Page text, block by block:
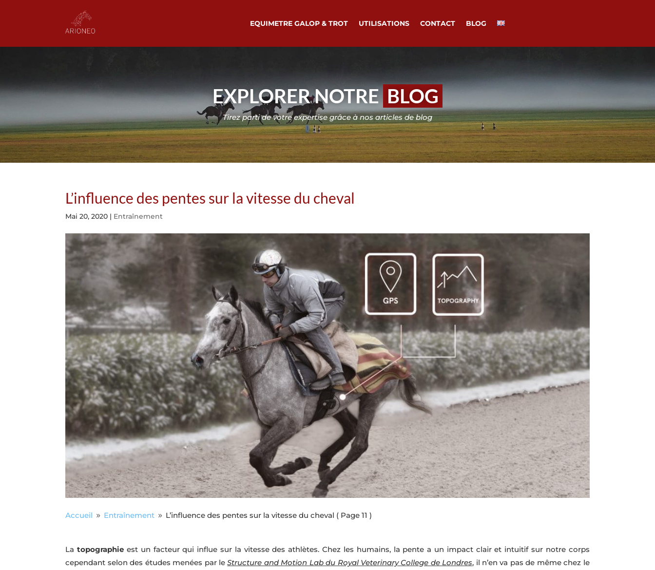
EQUIMETRE GALOP & TROT UTILISATIONS CONTACT BLOG
EXPLORER NOTRE BLOG
Tirez parti de votre expertise grâce à nos articles de blog
L’influence des pentes sur la vitesse du cheval
Mai 20, 2020 | Entraînement
Accueil 9 Entraînement 9 L’influence des pentes sur la vitesse du cheval ( Page 11 )
Latopographie est un facteur qui influe sur la vitesse des athlètes. Chez les humains, la pente a un impact clair et intuitif sur notre corps
cependant selon des études menées par leStructure and Motion Lab du Royal Veterinary College de Londres, il n’en va pas de même chez le